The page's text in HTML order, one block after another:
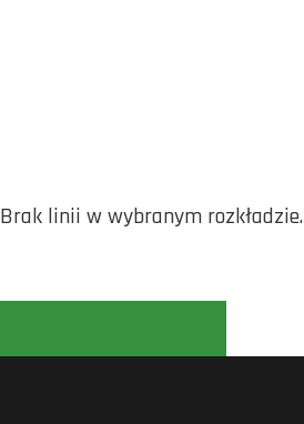
Brak linii w wybranym rozkładzie.